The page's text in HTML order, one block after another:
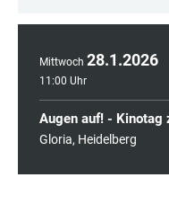
Mittwoch 28.1.2026
11:00 Uhr
Augen auf! - Kinotag
Gloria, Heidelberg